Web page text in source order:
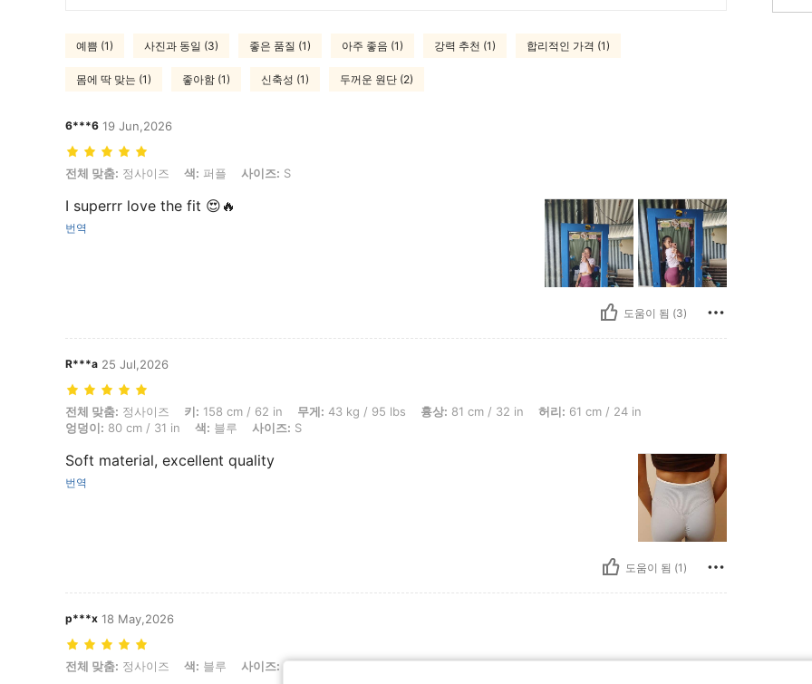
예쁨 (1) 사진과 동일 (3) 좋은 품질 (1) 아주 좋음 (1) 강력 추천 (1) 합리적인 가격 (1)
몸에 딱 맞는 (1) 좋아함 (1) 신축성 (1) 두꺼운 원단 (2)
6***6 19 Jun,2026
전체 맞춤: 정사이즈, 색: 퍼플, 사이즈: S
전체 맞춤: 정사이즈 색: 퍼플 사이즈: S
I superrr love the fit 😍🔥
번역
도움이 됨 (3)
R***a 25 Jul,2026
전체 맞춤: 정사이즈, 키: 158 cm / 62 in, 무게: 43 kg / 95 lbs, 흉상: 81 cm / 32 in, 허리: 61 cm / 24 in, 엉덩이: 80 cm / 31 in, 색: 블루, 사이즈: S
전체 맞춤: 정사이즈 키: 158 cm / 62 in 무게: 43 kg / 95 lbs 흉상: 81 cm / 32 in 허리: 61 cm / 24 in
엉덩이: 80 cm / 31 in 색: 블루 사이즈: S
Soft material, excellent quality
번역
도움이 됨 (1)
p***x 18 May,2026
전체 맞춤: 정사이즈, 색: 블루, 사이즈: S
전체 맞춤: 정사이즈 색: 블루 사이즈: S